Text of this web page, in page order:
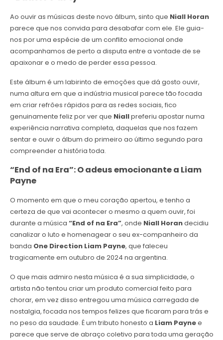
Ao ouvir as músicas deste novo álbum, sinto que Niall Horan
parece que nos convida para desabafar com ele. Ele guia-
nos por uma espécie de um conflito emocional onde
acompanhamos de perto a disputa entre a vontade de se
apaixonar e o medo de perder essa pessoa.
Este álbum é um labirinto de emoções que dá gosto ouvir,
numa altura em que a indústria musical parece tão focada
em criar refrões rápidos para as redes sociais, fico
genuinamente feliz por ver que Niallpreferiu apostar numa
experiência narrativa completa, daquelas que nos fazem
sentar e ouvir o álbum do primeiro ao último segundo para
compreender a história toda.
“End of na Era”: O adeus emocionante a Liam
Payne
O momento em que o meu coração apertou, e tenho a
certeza de que vai acontecer o mesmo a quem ouvir, foi
durante a música “End of na Era”, onde Niall Horandecidiu
canalizar o luto e homenagear o seu ex-companheiro da
banda One Direction Liam Payne, que faleceu
tragicamente em outubro de 2024 na argentina.
O que mais admiro nesta música é a sua simplicidade, o
artista não tentou criar um produto comercial feito para
chorar, em vez disso entregou uma música carregada de
nostalgia, focada nos tempos felizes que ficaram para trás e
no peso da saudade. É um tributo honesto a Liam Paynee
parece que serve de abraço coletivo para toda uma geração